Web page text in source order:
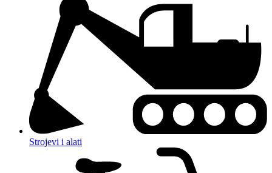
Strojevi i alati